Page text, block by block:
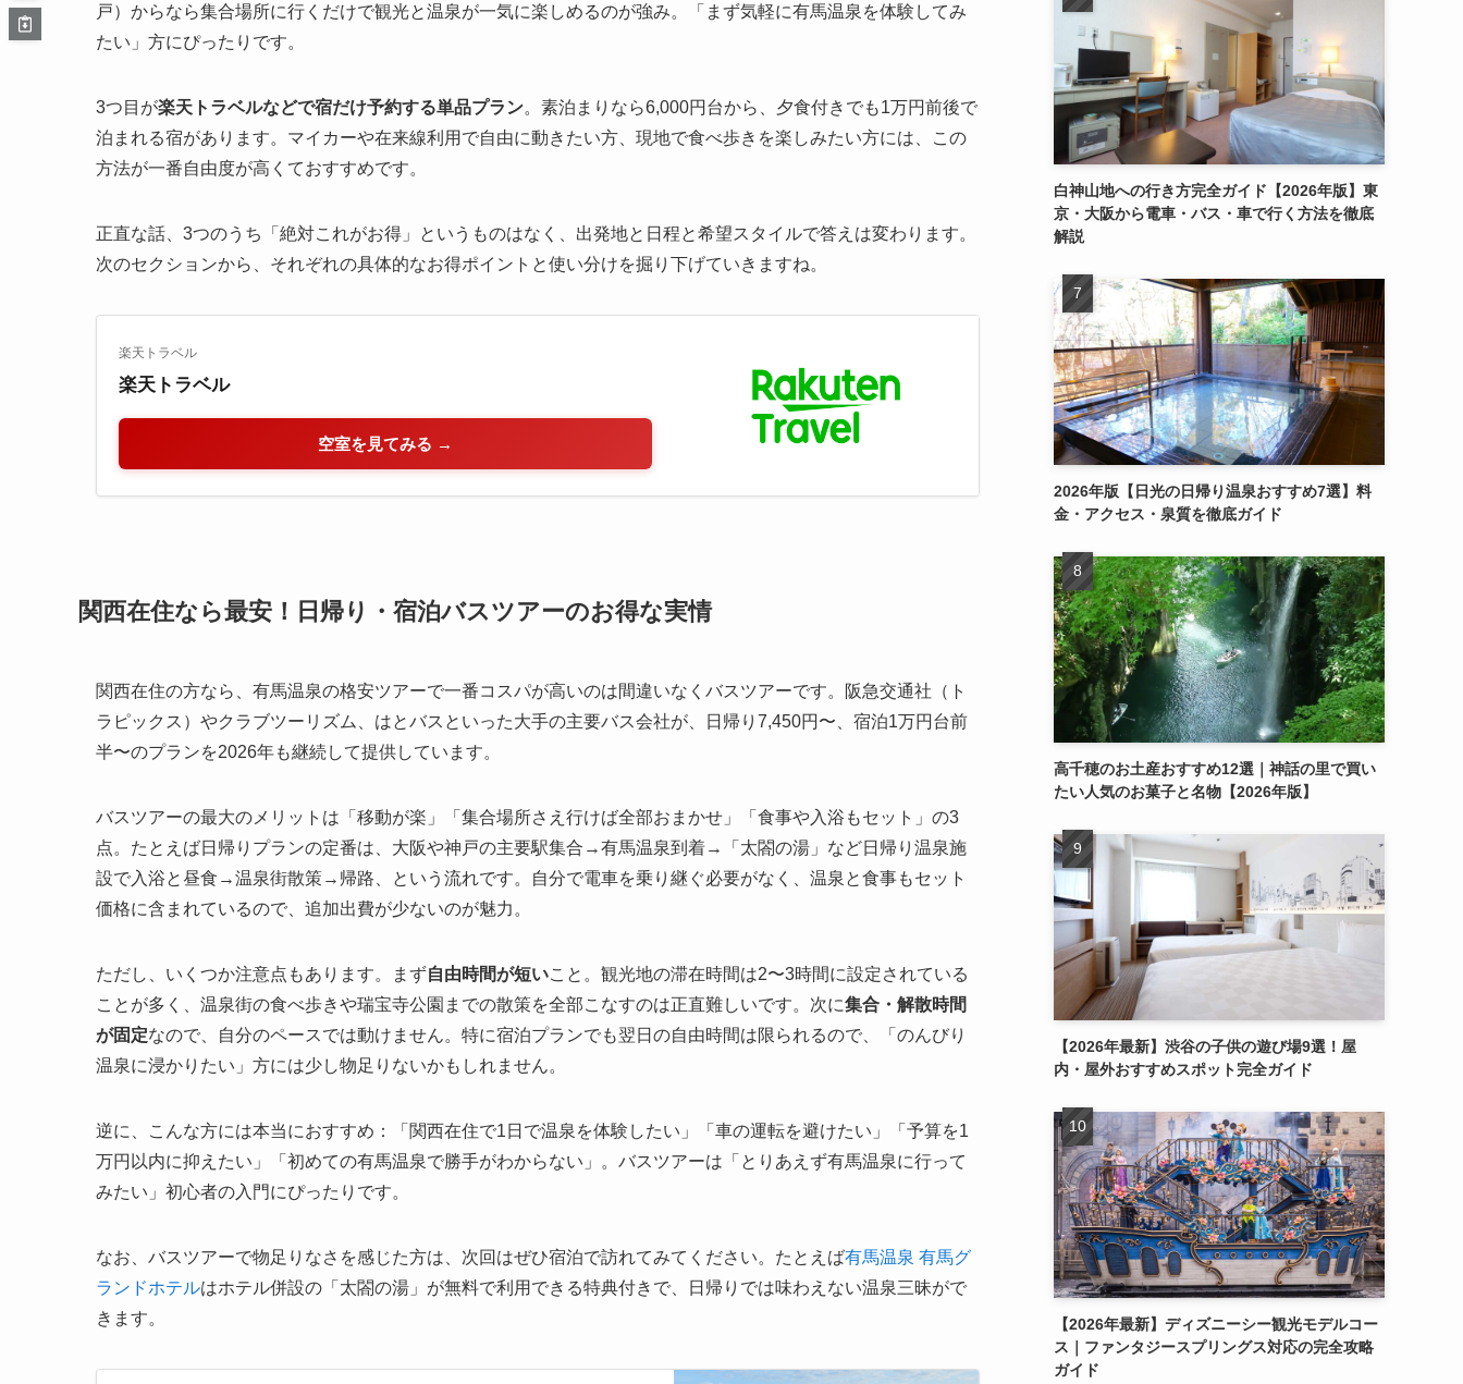
戸）からなら集合場所に行くだけで観光と温泉が一気に楽しめるのが強み。「まず気軽に有馬温泉を体験してみ
たい」方にぴったりです。
3つ目が楽天トラベルなどで宿だけ予約する単品プラン。素泊まりなら6,000円台から、夕食付きでも1万円前後で
泊まれる宿があります。マイカーや在来線利用で自由に動きたい方、現地で食べ歩きを楽しみたい方には、この
方法が一番自由度が高くておすすめです。
正直な話、3つのうち「絶対これがお得」というものはなく、出発地と日程と希望スタイルで答えは変わります。
次のセクションから、それぞれの具体的なお得ポイントと使い分けを掘り下げていきますね。
楽天トラベル
楽天トラベル
空室を見てみる →
関西在住なら最安！日帰り・宿泊バスツアーのお得な実情
関西在住の方なら、有馬温泉の格安ツアーで一番コスパが高いのは間違いなくバスツアーです。阪急交通社（ト
ラピックス）やクラブツーリズム、はとバスといった大手の主要バス会社が、日帰り7,450円〜、宿泊1万円台前
半〜のプランを2026年も継続して提供しています。
バスツアーの最大のメリットは「移動が楽」「集合場所さえ行けば全部おまかせ」「食事や入浴もセット」の3
点。たとえば日帰りプランの定番は、大阪や神戸の主要駅集合→有馬温泉到着→「太閤の湯」など日帰り温泉施
設で入浴と昼食→温泉街散策→帰路、という流れです。自分で電車を乗り継ぐ必要がなく、温泉と食事もセット
価格に含まれているので、追加出費が少ないのが魅力。
ただし、いくつか注意点もあります。まず自由時間が短いこと。観光地の滞在時間は2〜3時間に設定されている
ことが多く、温泉街の食べ歩きや瑞宝寺公園までの散策を全部こなすのは正直難しいです。次に集合・解散時間
が固定なので、自分のペースでは動けません。特に宿泊プランでも翌日の自由時間は限られるので、「のんびり
温泉に浸かりたい」方には少し物足りないかもしれません。
逆に、こんな方には本当におすすめ：「関西在住で1日で温泉を体験したい」「車の運転を避けたい」「予算を1
万円以内に抑えたい」「初めての有馬温泉で勝手がわからない」。バスツアーは「とりあえず有馬温泉に行って
みたい」初心者の入門にぴったりです。
なお、バスツアーで物足りなさを感じた方は、次回はぜひ宿泊で訪れてみてください。たとえば有馬温泉 有馬グ
ランドホテルはホテル併設の「太閤の湯」が無料で利用できる特典付きで、日帰りでは味わえない温泉三昧がで
きます。
白神山地への行き方完全ガイド【2026年版】東
京・大阪から電車・バス・車で行く方法を徹底
解説
2026年版【日光の日帰り温泉おすすめ7選】料
金・アクセス・泉質を徹底ガイド
高千穂のお土産おすすめ12選｜神話の里で買い
たい人気のお菓子と名物【2026年版】
【2026年最新】渋谷の子供の遊び場9選！屋
内・屋外おすすめスポット完全ガイド
【2026年最新】ディズニーシー観光モデルコー
ス｜ファンタジースプリングス対応の完全攻略
ガイド